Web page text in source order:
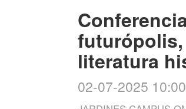
literatura
02-07-2025 10:00